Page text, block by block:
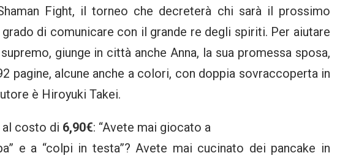
Fight, il torneo che decreterà chi sarà il prossimo
grado di comunicare con il grande re degli spiriti. Per aiutare
giunge in città anche Anna, la sua promessa sposa,
pagine, alcune anche a colori, con doppia sovraccoperta in
è Hiroyuki Takei.
al costo di 6,90€: “Avete mai giocato a
e a “colpi in testa”? Avete mai cucinato dei pancake in